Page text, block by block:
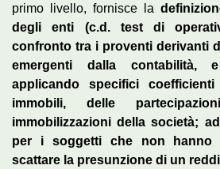
primo livello, fornisce la
degli enti (c.d. test di
confronto tra i proventi derivanti
emergenti dalla contabilità,
applicando specifici
immobili, delle
immobilizzazioni della società;
per i soggetti che non hanno
scattare la presunzione di un